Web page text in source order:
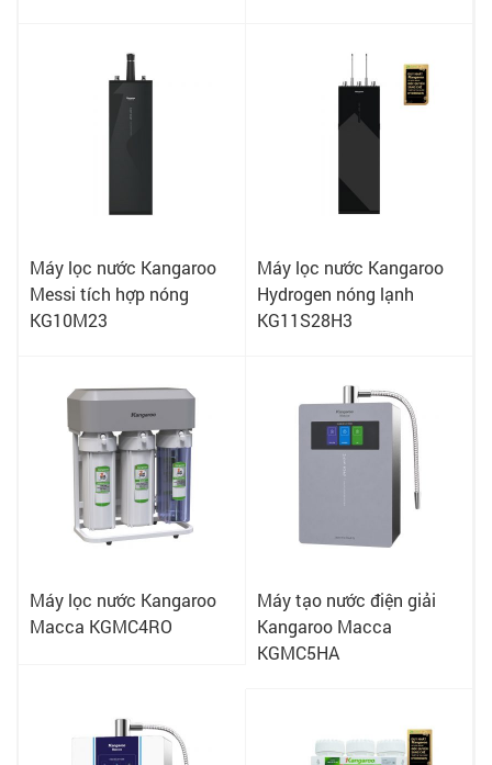
Máy lọc nước Kangaroo
Messi tích hợp nóng
KG10M23
Máy lọc nước Kangaroo
Hydrogen nóng lạnh
KG11S28H3
Máy lọc nước Kangaroo
Macca KGMC4RO
Máy tạo nước điện giải
Kangaroo Macca
KGMC5HA